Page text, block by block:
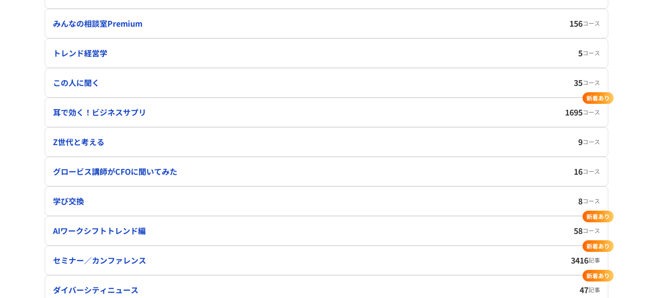
みんなの相談室Premium 156コース
トレンド経営学 5コース
この人に聞く 35コース
耳で効く！ビジネスサプリ 1695コース
新着あり
Z世代と考える 9コース
グロービス講師がCFOに聞いてみた 16コース
学び交換 8コース
AIワークシフトトレンド編 58コース
新着あり
セミナー／カンファレンス 3416記事
新着あり
ダイバーシティニュース 47記事
新着あり